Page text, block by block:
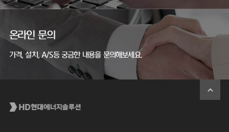
온라인 문의
가격, 설치, A/S등 궁금한 내용을 문의해보세요.